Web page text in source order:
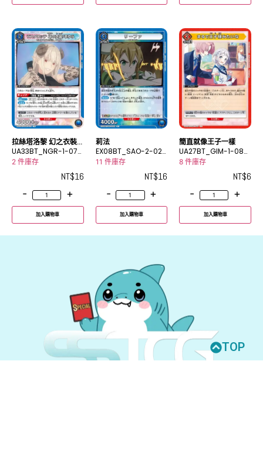
拉絲塔洛黎 幻之衣裝/
真由羅
UA33BT_NGR-1-073
R
2 件庫存
NT$16
-
+
加入購物車
莉法
EX08BT_SAO-2-024
R
11 件庫存
NT$16
-
+
加入購物車
簡直就像王子一樣
UA27BT_GIM-1-080
C
8 件庫存
NT$6
-
+
加入購物車
TOP